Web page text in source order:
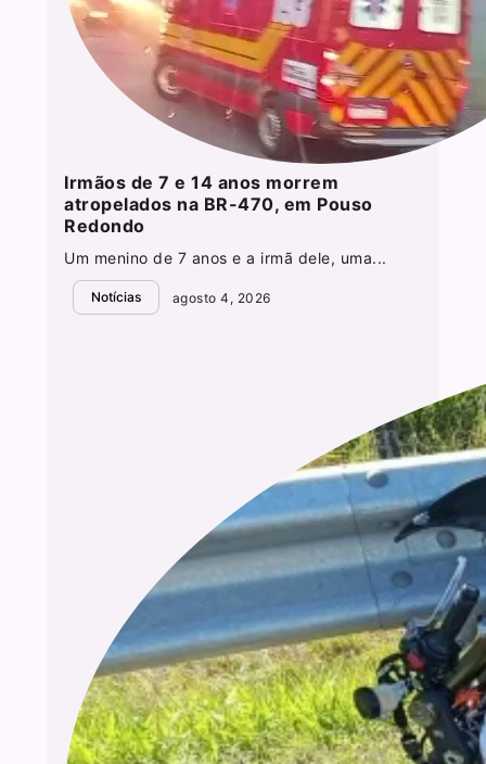
Irmãos de 7 e 14 anos morrem
atropelados na BR-470, em Pouso
Redondo
Um menino de 7 anos e a irmã dele, uma...
Notícias agosto 4, 2026